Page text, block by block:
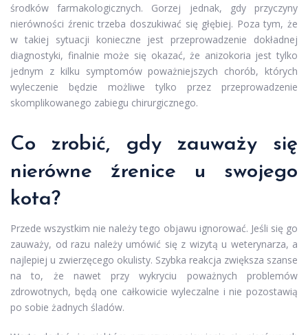
środków farmakologicznych. Gorzej jednak, gdy przyczyny
nierówności źrenic trzeba doszukiwać się głębiej. Poza tym, że
w takiej sytuacji konieczne jest przeprowadzenie dokładnej
diagnostyki, finalnie może się okazać, że anizokoria jest tylko
jednym z kilku symptomów poważniejszych chorób, których
wyleczenie będzie możliwe tylko przez przeprowadzenie
skomplikowanego zabiegu chirurgicznego.
Co zrobić, gdy zauważy się
nierówne źrenice u swojego
kota?
Przede wszystkim nie należy tego objawu ignorować. Jeśli się go
zauważy, od razu należy umówić się z wizytą u weterynarza, a
najlepiej u zwierzęcego okulisty. Szybka reakcja zwiększa szanse
na to, że nawet przy wykryciu poważnych problemów
zdrowotnych, będą one całkowicie wyleczalne i nie pozostawią
po sobie żadnych śladów.